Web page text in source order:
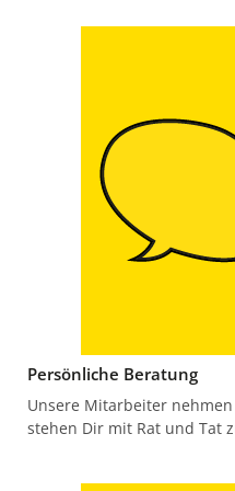
Persönliche Beratung
Unsere Mitarbeiter
stehen Dir mit Rat und Tat